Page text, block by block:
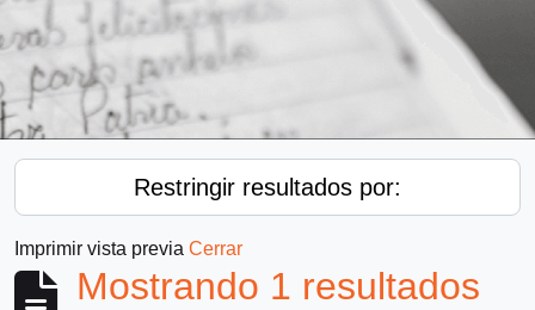
Restringir resultados por:
Imprimir vista previa Cerrar
Mostrando 1 resultados